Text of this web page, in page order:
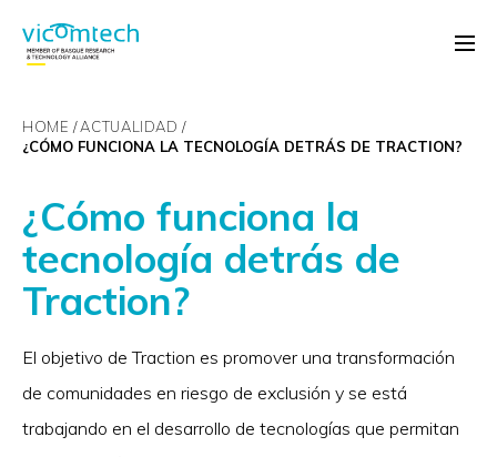
HOME
ACTUALIDAD
¿CÓMO FUNCIONA LA TECNOLOGÍA DETRÁS DE TRACTION?
¿Cómo funciona la
tecnología detrás de
Traction?
El objetivo de Traction es promover una transformación
de comunidades en riesgo de exclusión y se está
trabajando en el desarrollo de tecnologías que permitan